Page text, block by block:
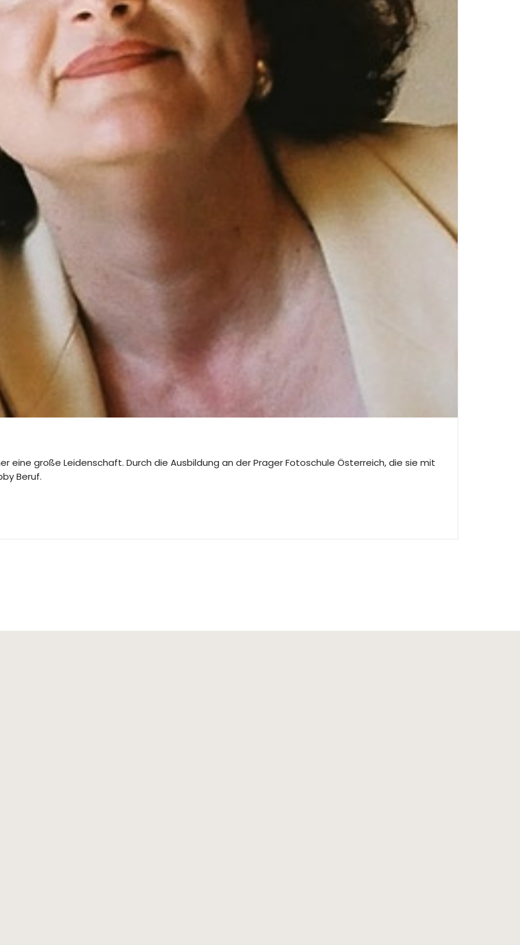
eine große Leidenschaft. Durch die Ausbildung an der Prager Fotoschule Österreich, die sie mit
Beruf.